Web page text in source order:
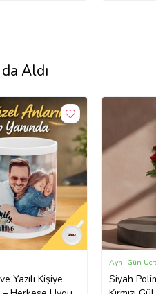
Aldı
Yazılı Kişiye
Siyah
Aynı Gün